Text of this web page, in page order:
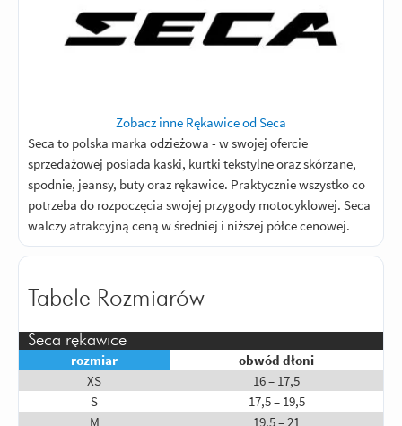
Zobacz inne Rękawice od Seca
Seca to polska marka odzieżowa - w swojej ofercie
sprzedażowej posiada kaski, kurtki tekstylne oraz skórzane,
spodnie, jeansy, buty oraz rękawice. Praktycznie wszystko co
potrzeba do rozpoczęcia swojej przygody motocyklowej. Seca
walczy atrakcyjną ceną w średniej i niższej półce cenowej.
Tabele Rozmiarów
Seca rękawice
rozmiar
obwód dłoni
XS
16 – 17,5
S
17,5 – 19,5
M
19,5 – 21